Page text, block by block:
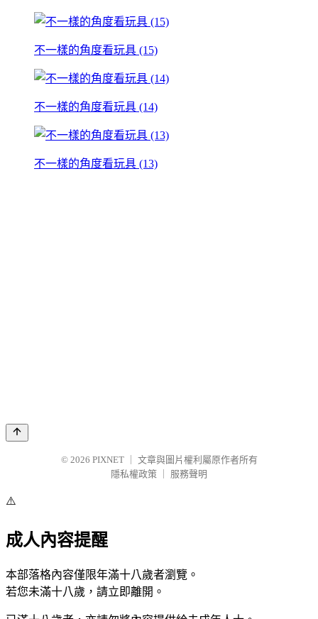
不一樣的角度看玩具 (15)
不一樣的角度看玩具 (14)
不一樣的角度看玩具 (13)
© 2026 PIXNET
文章與圖片權利屬原作者所有
隱私權政策
服務聲明
⚠️
成人內容提醒
本部落格內容僅限年滿十八歲者瀏覽。
若您未滿十八歲，請立即離開。